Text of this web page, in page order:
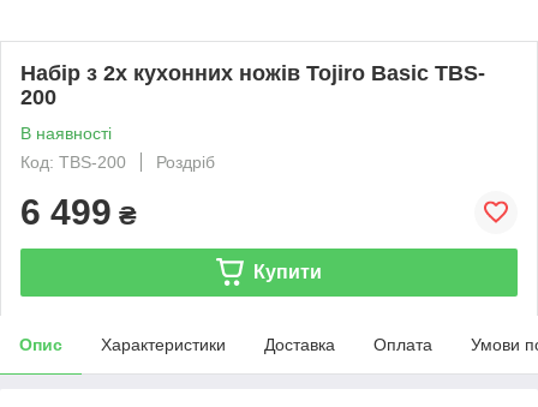
Набір з 2х кухонних ножів Tojiro Basic TBS-
200
В наявності
Код: TBS-200
Роздріб
6 499 ₴
Купити
Опис Характеристики Доставка Оплата Умови